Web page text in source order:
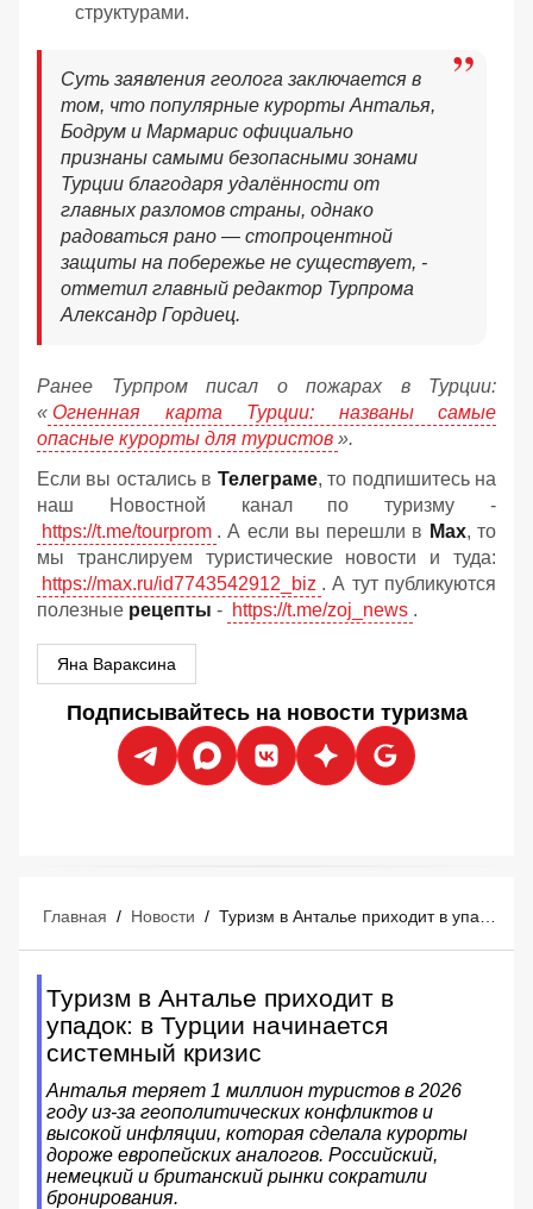
структурами.
Суть заявления геолога заключается в
том, что популярные курорты Анталья,
Бодрум и Мармарис официально
признаны самыми безопасными зонами
Турции благодаря удалённости от
главных разломов страны, однако
радоваться рано — стопроцентной
защиты на побережье не существует, -
отметил главный редактор Турпрома
Александр Гордиец.
Ранее Турпром писал о пожарах в Турции:
« Огненная карта Турции: названы самые
опасные курорты для туристов ».
Если вы остались в Телеграме, то подпишитесь на
наш Новостной канал по туризму -
https://t.me/tourprom . А если вы перешли в Мах, то
мы транслируем туристические новости и туда:
https://max.ru/id7743542912_biz . А тут публикуются
полезные рецепты - https://t.me/zoj_news .
Яна Вараксина
Подписывайтесь на новости туризма
Главная / Новости /
Туризм в Анталье приходит в
упадок: в Турции начинается
системный кризис
Анталья теряет 1 миллион туристов в 2026
году из-за геополитических конфликтов и
высокой инфляции, которая сделала курорты
дороже европейских аналогов. Российский,
немецкий и британский рынки сократили
бронирования.